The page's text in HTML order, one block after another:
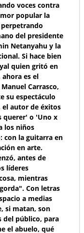
voces contra
popular la
del presidente
Netanyahu y la
Si hace bien
quien gritó en
es el
Carrasco,
su espectáculo
el autor de éxitos
querer' o 'Uno x
los niños
con la guitarra en
en arte.
antes de
líderes
mientras
Con letras
a medias
si matan, son
del público, para
el abuelo, qué